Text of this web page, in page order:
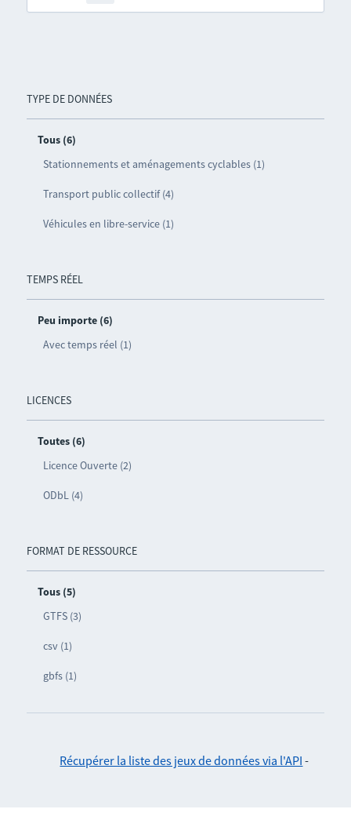
TYPE DE DONNÉES
Tous (6)
Stationnements et aménagements cyclables (1)
Transport public collectif (4)
Véhicules en libre-service (1)
TEMPS RÉEL
Peu importe (6)
Avec temps réel (1)
LICENCES
Toutes (6)
Licence Ouverte (2)
ODbL (4)
FORMAT DE RESSOURCE
Tous (5)
GTFS (3)
csv (1)
gbfs (1)
Récupérer la liste des jeux de données via l'API -